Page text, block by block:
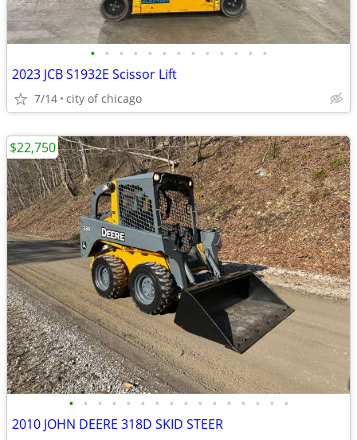
• • • • • • • • • • • • •
2023 JCB S1932E Scissor Lift
7/14 city of chicago
• • • • • • • • • • • • • • • •
2010 JOHN DEERE 318D SKID STEER
$22,750